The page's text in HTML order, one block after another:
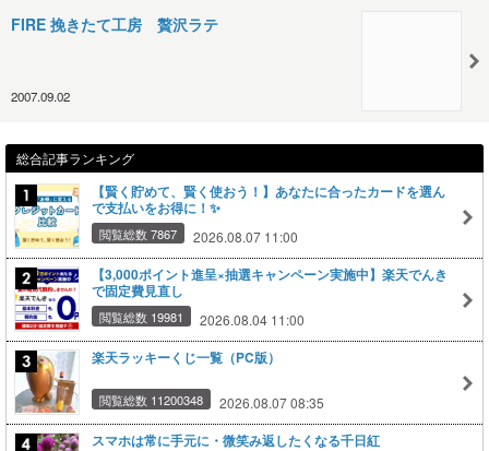
FIRE 挽きたて工房 贅沢ラテ
2007.09.02
総合記事ランキング
【賢く貯めて、賢く使おう！】あなたに合ったカードを選ん
で支払いをお得に！✨
閲覧総数 7867 2026.08.07 11:00
【3,000ポイント進呈×抽選キャンペーン実施中】楽天でんき
で固定費見直し
閲覧総数 19981 2026.08.04 11:00
楽天ラッキーくじ一覧（PC版）
閲覧総数 11200348 2026.08.07 08:35
スマホは常に手元に・微笑み返したくなる千日紅